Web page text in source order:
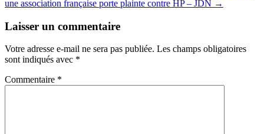
une association française porte plainte contre HP – JDN →
Laisser un commentaire
Votre adresse e-mail ne sera pas publiée. Les champs obligatoires
sont indiqués avec *
Commentaire *